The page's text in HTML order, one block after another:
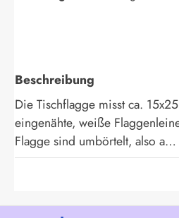
Beschreibung
Die Tischflagge misst ca.
eingenähte, weiße
Flagge sind umbörtelt, also a…